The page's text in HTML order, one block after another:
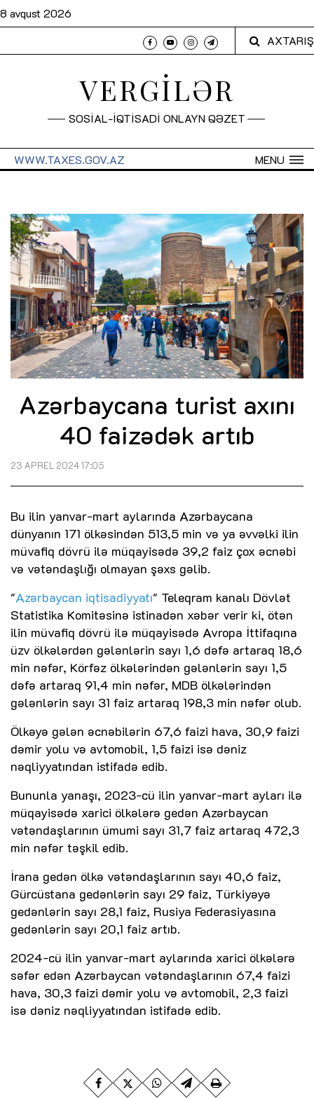
8 avqust 2026
AXTARIŞ
VERGİLƏR
SOSİAL-İQTİSADİ ONLAYN QƏZET
MENU
WWW.TAXES.GOV.AZ
Azərbaycana turist axını
40 faizədək artıb
23 APREL 2024 17:05
Bu ilin yanvar-mart aylarında Azərbaycana
dünyanın 171 ölkəsindən 513,5 min və ya əvvəlki ilin
müvafiq dövrü ilə müqayisədə 39,2 faiz çox əcnəbi
və vətəndaşlığı olmayan şəxs gəlib.
"Azərbaycan iqtisadiyyatı" Teleqram kanalı Dövlət
Statistika Komitəsinə istinadən xəbər verir ki, ötən
ilin müvafiq dövrü ilə müqayisədə Avropa İttifaqına
üzv ölkələrdən gələnlərin sayı 1,6 dəfə artaraq 18,6
min nəfər, Körfəz ölkələrindən gələnlərin sayı 1,5
dəfə artaraq 91,4 min nəfər, MDB ölkələrindən
gələnlərin sayı 31 faiz artaraq 198,3 min nəfər olub.
Ölkəyə gələn əcnəbilərin 67,6 faizi hava, 30,9 faizi
dəmir yolu və avtomobil, 1,5 faizi isə dəniz
nəqliyyatından istifadə edib.
Bununla yanaşı, 2023-cü ilin yanvar-mart ayları ilə
müqayisədə xarici ölkələrə gedən Azərbaycan
vətəndaşlarının ümumi sayı 31,7 faiz artaraq 472,3
min nəfər təşkil edib.
İrana gedən ölkə vətəndaşlarının sayı 40,6 faiz,
Gürcüstana gedənlərin sayı 29 faiz, Türkiyəyə
gedənlərin sayı 28,1 faiz, Rusiya Federasiyasına
gedənlərin sayı 20,1 faiz artıb.
2024-cü ilin yanvar-mart aylarında xarici ölkələrə
səfər edən Azərbaycan vətəndaşlarının 67,4 faizi
hava, 30,3 faizi dəmir yolu və avtomobil, 2,3 faizi
isə dəniz nəqliyyatından istifadə edib.